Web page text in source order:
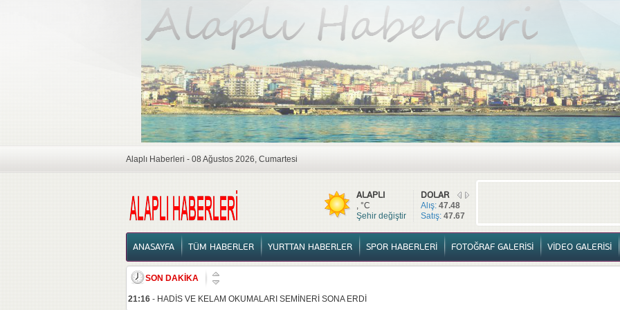
Alaplı Haberleri - 08 Ağustos 2026, Cumartesi
ANASAYFA TÜM HABERLER YURTTAN HABERLER SPOR HABERLERİ
DOLAR
Alış:47.48
Satış:47.67
ALAPLI
, °C
Şehir değiştir
ANASAYFA TÜM HABERLER YURTTAN HABERLER SPOR HABERLERİ FOTOĞRAF GALERİSİ VİDEO GALERİSİ
SON DAKİKA
21:16 - HADİS VE KELAM OKUMALARI SEMİNERİ SONA ERDİ